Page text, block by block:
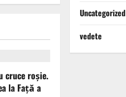
cruce roșie.
la Față a
Uncategorized
vedete